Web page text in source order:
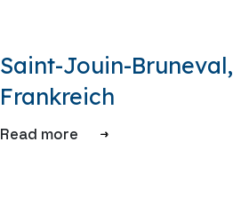
Saint-Jouin-Bruneval,
Frankreich
Read more